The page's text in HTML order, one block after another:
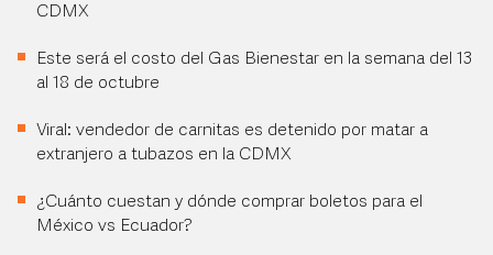
CDMX
Este será el costo del Gas Bienestar en la semana del 13
al 18 de octubre
Viral: vendedor de carnitas es detenido por matar a
extranjero a tubazos en la CDMX
¿Cuánto cuestan y dónde comprar boletos para el
México vs Ecuador?